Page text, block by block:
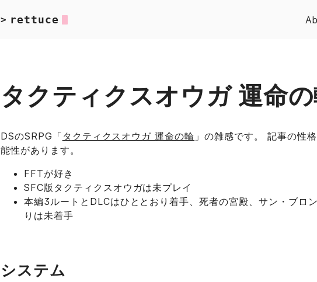
> rettuce
タクティクスオウガ 運命
DSのSRPG「 タクティクスオウガ 運命の輪 」の雑感です。 記事の性
能性があります。
FFTが好き
SFC版タクティクスオウガは未プレイ
本編3ルートとDLCはひととおり着手、死者の宮殿、サン・ブロ
りは未着手
システム